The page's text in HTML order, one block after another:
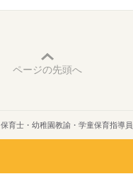
ページの先頭へ
保育士・幼稚園教諭・学童保育指導員